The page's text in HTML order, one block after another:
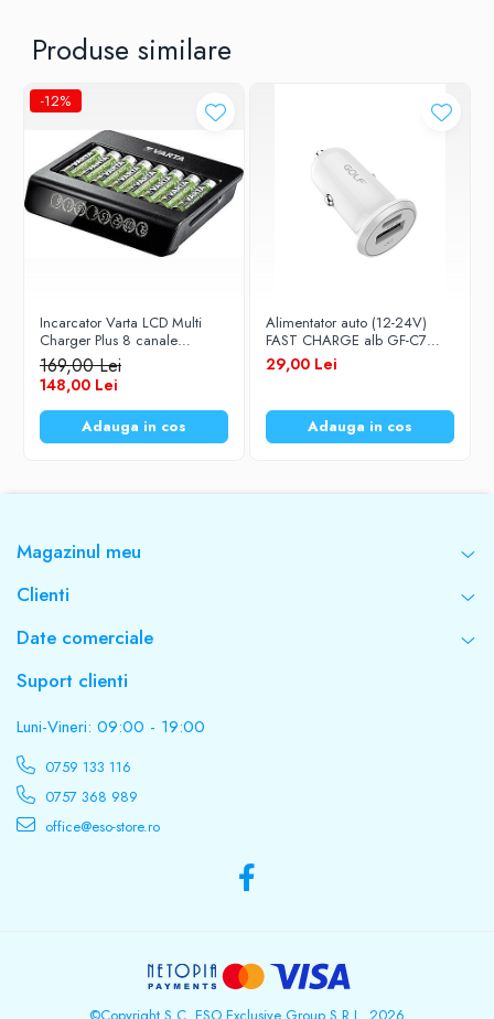
1A
Culoare
Brand
Produse similare
-12%
Incarcator Varta LCD Multi
Charger Plus 8 canale
independente pentru
acumulatori AA (R6) / AAA
(R3) 1,2V Ni-MH 57681
169,00 Lei
148,00 Lei
Adauga in cos
Alimentator auto (12-24V)
FAST CHARGE alb GF-C7
Golf
29,00 Lei
Adauga in cos
Magazinul meu
Clienti
Date comerciale
Suport clienti
Luni-Vineri: 09:00 - 19:00
0759 133 116
0757 368 989
office@eso-store.ro